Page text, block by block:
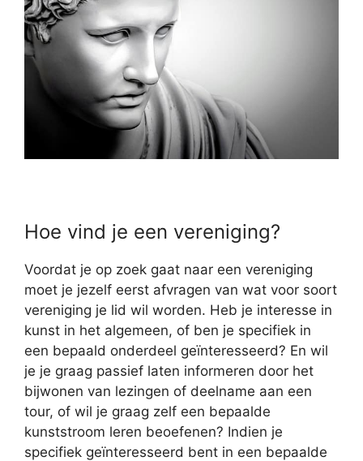
Hoe vind je een vereniging?
Voordat je op zoek gaat naar een vereniging
moet je jezelf eerst afvragen van wat voor soort
vereniging je lid wil worden. Heb je interesse in
kunst in het algemeen, of ben je specifiek in
een bepaald onderdeel geïnteresseerd? En wil
je je graag passief laten informeren door het
bijwonen van lezingen of deelname aan een
tour, of wil je graag zelf een bepaalde
kunststroom leren beoefenen? Indien je
specifiek geïnteresseerd bent in een bepaalde